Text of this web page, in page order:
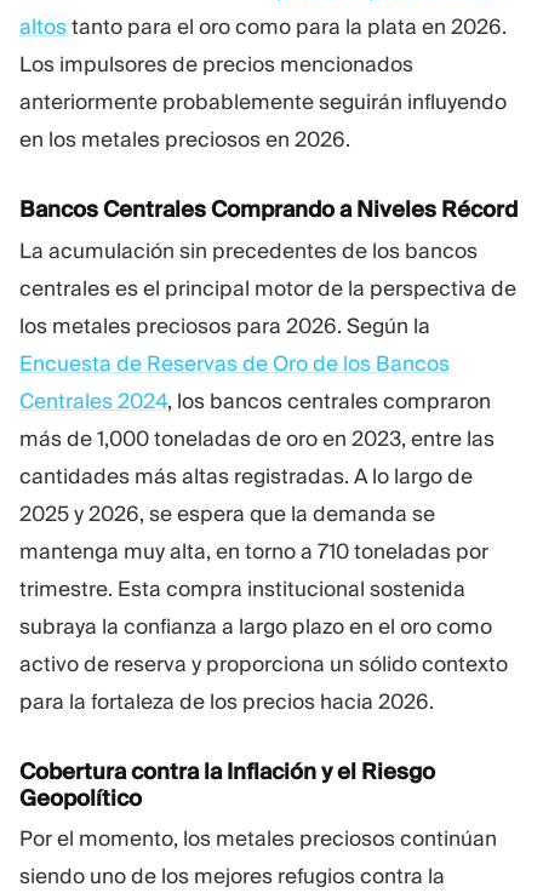
altostanto para el oro como para la plata en 2026.
Los impulsores de precios mencionados
anteriormente probablemente seguirán influyendo
en los metales preciosos en 2026.
Bancos Centrales Comprando a Niveles Récord
La acumulación sin precedentes de los bancos
centrales es el principal motor de la perspectiva de
los metales preciosos para 2026. Según la
Encuesta de Reservas de Oro de los Bancos
Centrales 2024, los bancos centrales compraron
más de 1,000 toneladas de oro en 2023, entre las
cantidades más altas registradas. A lo largo de
2025 y 2026, se espera que la demanda se
mantenga muy alta, en torno a 710 toneladas por
trimestre. Esta compra institucional sostenida
subraya la confianza a largo plazo en el oro como
activo de reserva y proporciona un sólido contexto
para la fortaleza de los precios hacia 2026.
Cobertura contra la Inflación y el Riesgo
Geopolítico
Por el momento, los metales preciosos continúan
siendo uno de los mejores refugios contra la